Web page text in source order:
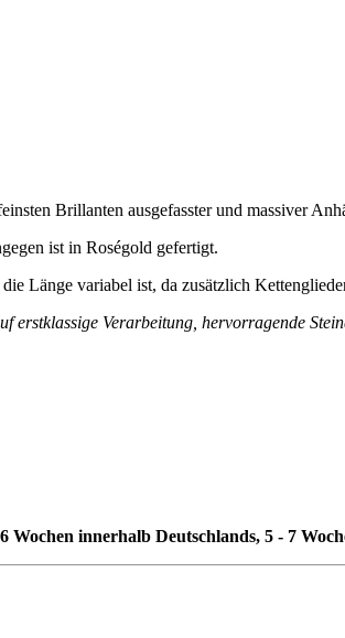
Brillanten ausgefasster und massiver
ist in Roségold gefertigt.
Länge variabel ist, da zusätzlich
erstklassige Verarbeitung, hervorragende
innerhalb Deutschlands, 5 - 7